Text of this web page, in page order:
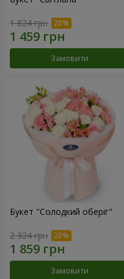
1 824 грн
Замовити
Букет "Солодкий оберіг"
2 324 грн
Замовити